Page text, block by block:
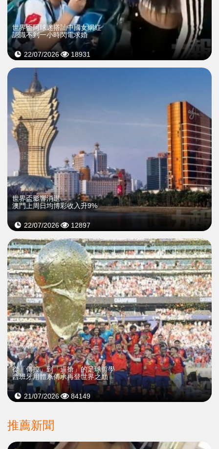
世界盃阿球迷搭訕中國女網紅
認識不到一小時閃電求婚
22/07/2026 18931
世界盃影響消退
澳門上周日均博彩收入升9%
22/07/2026 12897
從「傳控」到「逼搶」的足球哲學
西班牙用體系傳承再登世界之巔
21/07/2026 84149
推薦新聞